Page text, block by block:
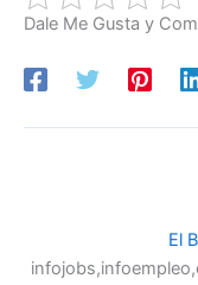
Dale Me Gusta y
El